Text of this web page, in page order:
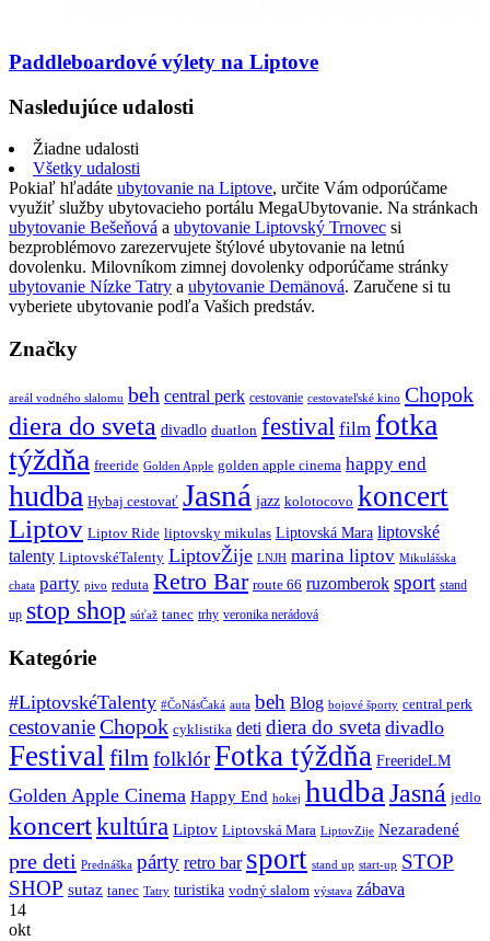
Paddleboardové výlety na Liptove
Nasledujúce udalosti
Žiadne udalosti
Všetky udalosti
Pokiaľ hľadáte ubytovanie na Liptove, určite Vám odporúčame
využiť služby ubytovacieho portálu MegaUbytovanie. Na stránkach
ubytovanie Bešeňová a ubytovanie Liptovský Trnovec si
bezproblémovo zarezervujete štýlové ubytovanie na letnú
dovolenku. Milovníkom zimnej dovolenky odporúčame stránky
ubytovanie Nízke Tatry a ubytovanie Demänová. Zaručene si tu
vyberiete ubytovanie podľa Vašich predstáv.
Značky
areál vodného slalomu beh central perk cestovanie cestovateľské kino Chopok
diera do sveta divadlo duatlon festival film fotka
týždňa freeride Golden Apple golden apple cinema happy end
hudba Hybaj cestovať Jasná jazz kolotocovo koncert
Liptov Liptov Ride liptovsky mikulas Liptovská Mara liptovské
talenty LiptovskéTalenty LiptovŽije LNJH marina liptov Mikulášska
chata party pivo reduta Retro Bar route 66 ruzomberok sport stand
up stop shop súťaž tanec trhy veronika nerádová
Kategórie
#LiptovskéTalenty #ČoNásČaká auta beh Blog bojové športy central perk
cestovanieChopok cyklistika deti diera do sveta divadlo
Festival filmfolklórFotka týždňa FreerideLM
Golden Apple Cinema Happy End hokej hudba Jasná jedlo
koncertkultúra Liptov Liptovská Mara LiptovZije Nezaradené
pre deti Prednáška párty retro bar sport stand up start-up STOP
SHOP sutaz tanec Tatry turistika vodný slalom výstava zábava
14
okt